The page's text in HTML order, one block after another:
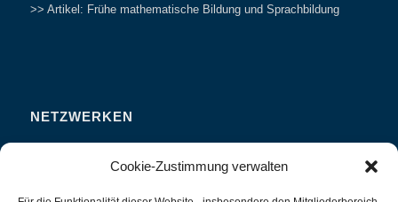
Cookie-Zustimmung verwalten
>> Artikel: Frühe mathematische Bildung und Sprachbildung
NETZWERKEN